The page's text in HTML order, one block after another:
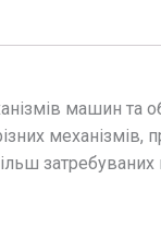
машин та
механізмів,